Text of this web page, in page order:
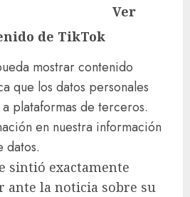
Ver
de TikTok
mostrar contenido
que los datos personales
plataformas de terceros.
en nuestra información
datos.
sintió exactamente
ante la noticia sobre su